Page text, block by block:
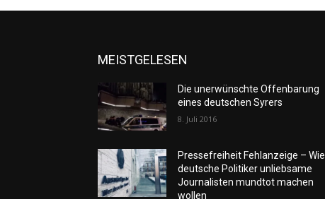
MEISTGELESEN
Die unerwünschte Offenbarung
eines deutschen Syrers
8. Juli 2016
Pressefreiheit Fehlanzeige – Wie
deutsche Politiker unliebsame
Journalisten mundtot machen
wollen